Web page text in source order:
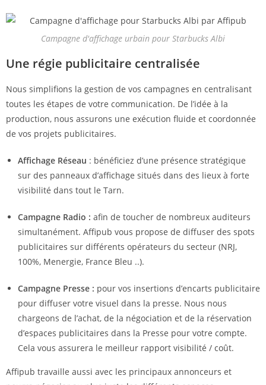
Campagne d'affichage urbain pour Starbucks Albi
Une régie publicitaire centralisée
Nous simplifions la gestion de vos campagnes en centralisant
toutes les étapes de votre communication. De l’idée à la
production, nous assurons une exécution fluide et coordonnée
de vos projets publicitaires.
Affichage Réseau : bénéficiez d’une présence stratégique
sur des panneaux d’affichage situés dans des lieux à forte
visibilité dans tout le Tarn.
Campagne Radio : afin de toucher de nombreux auditeurs
simultanément. Affipub vous propose de diffuser des spots
publicitaires sur différents opérateurs du secteur (NRJ,
100%, Menergie, France Bleu ..).
Campagne Presse : pour vos insertions d’encarts publicitaire
pour diffuser votre visuel dans la presse. Nous nous
chargeons de l’achat, de la négociation et de la réservation
d’espaces publicitaires dans la Presse pour votre compte.
Cela vous assurera le meilleur rapport visibilité / coût.
Affipub travaille aussi avec les principaux annonceurs et